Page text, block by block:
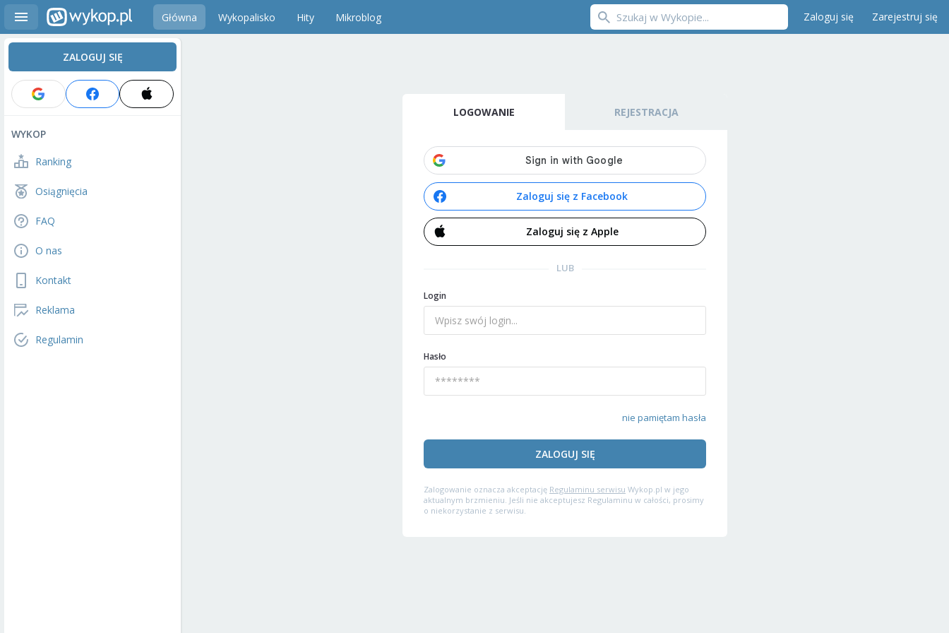
Główna Wykopalisko Hity Mikroblog Zaloguj się Zarejestruj się
ZALOGUJ SIĘ
WYKOP
Ranking
Osiągnięcia
FAQ
O nas
Kontakt
Reklama
Regulamin
LOGOWANIE REJESTRACJA
Zaloguj się z Facebook
Zaloguj się z Apple
LUB
Login
Hasło
nie pamiętam hasła
ZALOGUJ SIĘ
Zalogowanie oznacza akceptację Regulaminu serwisu Wykop.pl w jego
aktualnym brzmieniu. Jeśli nie akceptujesz Regulaminu w całości, prosimy
o niekorzystanie z serwisu.